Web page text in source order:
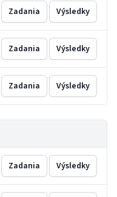
Zadania Výsledky
Zadania Výsledky
Zadania Výsledky
Zadania Výsledky